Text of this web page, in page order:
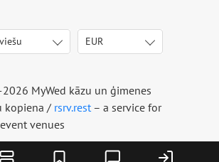
EUR
USD
MyWed kāzu un ģimenes
kopiena / rsrv.rest – a service for
venues